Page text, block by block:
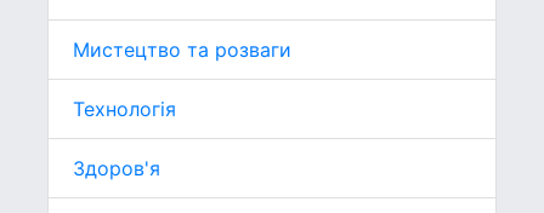
Мистецтво та розваги
Технологія
Здоров'я